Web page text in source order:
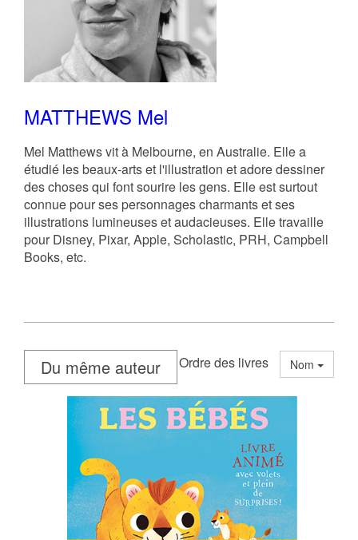
MATTHEWS Mel
Mel Matthews vit à Melbourne, en Australie. Elle a
étudié les beaux-arts et l'illustration et adore dessiner
des choses qui font sourire les gens. Elle est surtout
connue pour ses personnages charmants et ses
illustrations lumineuses et audacieuses. Elle travaille
pour Disney, Pixar, Apple, Scholastic, PRH, Campbell
Books, etc.
Du même auteur Ordre des livres Nom